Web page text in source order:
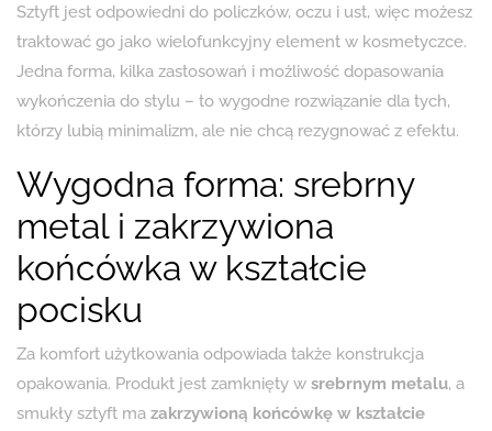
Sztyft jest odpowiedni do policzków, oczu i ust, więc możesz
traktować go jako wielofunkcyjny element w kosmetyczce.
Jedna forma, kilka zastosowań i możliwość dopasowania
wykończenia do stylu – to wygodne rozwiązanie dla tych,
którzy lubią minimalizm, ale nie chcą rezygnować z efektu.
Wygodna forma: srebrny
metal i zakrzywiona
końcówka w kształcie
pocisku
Za komfort użytkowania odpowiada także konstrukcja
opakowania. Produkt jest zamknięty w srebrnym metalu, a
smukły sztyft ma zakrzywioną końcówkę w kształcie